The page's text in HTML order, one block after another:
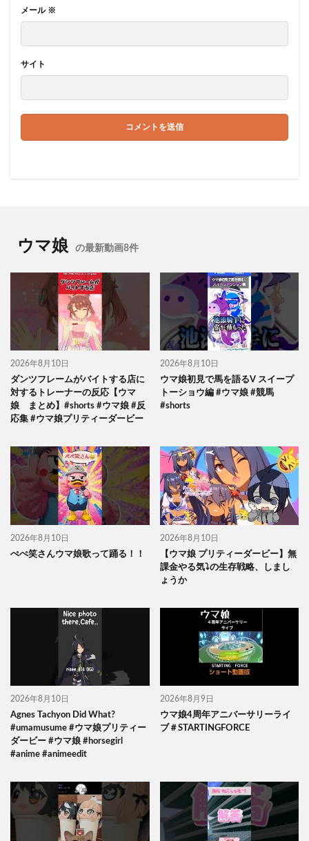
メール ※
サイト
ウマ娘 の最新動画8件
2026年8月10日
ダンツフレームがバイトする店に
対するトレーナーの反応【ウマ
娘 まとめ】#shorts #ウマ娘 #反
応集 #ウマ娘プリティーダービー
2026年8月10日
ウマ娘初見で馬を語るV スイープ
トーショウ編 #ウマ娘 #競馬
#shorts
2026年8月10日
ぺぺ笑さんウマ娘歌って踊る！！
2026年8月10日
【ウマ娘 プリティーダービー】無
課金やる気⤵の生存戦略、しまし
ょうか
2026年8月10日
Agnes Tachyon Did What?
#umamusume #ウマ娘プリティー
ダービー #ウマ娘 #horsegirl
#anime #animeedit
2026年8月9日
ウマ娘4周年アニバーサリーライ
ブ＃STARTINGFORCE